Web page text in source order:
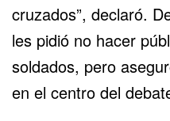
cruzados”, declaró.
les pidió no hacer
soldados, pero
en el centro del